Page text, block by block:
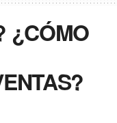
¿CÓMO